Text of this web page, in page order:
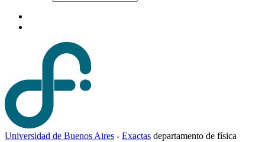
Universidad de Buenos Aires - Exactas departamento de física